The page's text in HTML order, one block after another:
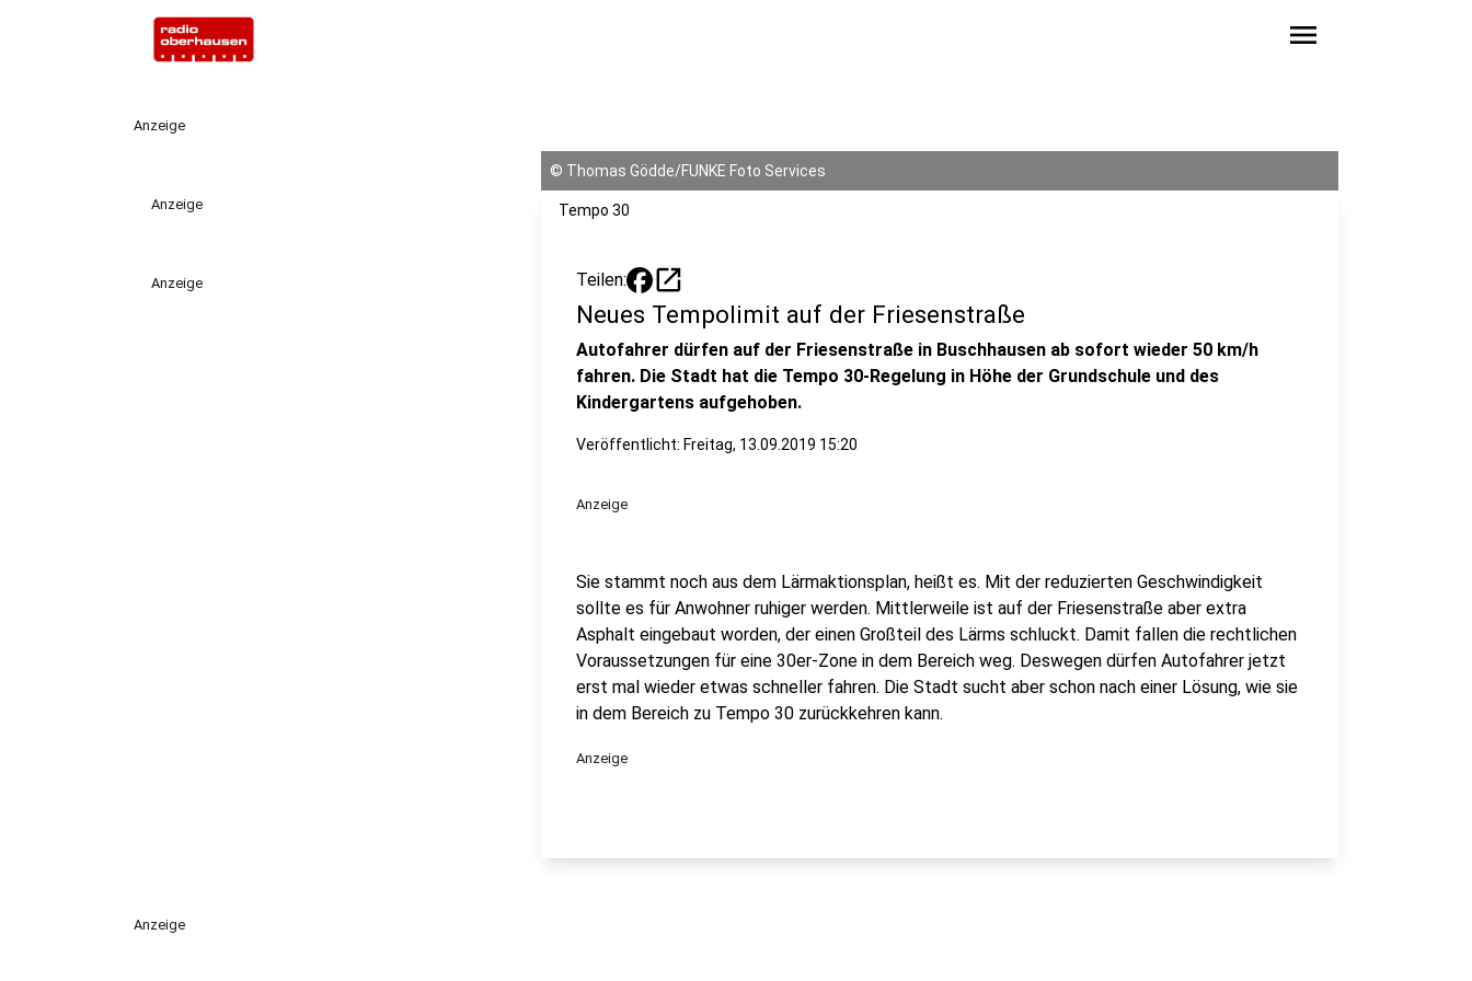
menu
Anzeige
Anzeige
Anzeige
© Thomas Gödde/FUNKE Foto Services
Tempo 30
Teilen: open_in_new
Neues Tempolimit auf der Friesenstraße
Autofahrer dürfen auf der Friesenstraße in Buschhausen ab sofort wieder 50 km/h
fahren. Die Stadt hat die Tempo 30-Regelung in Höhe der Grundschule und des
Kindergartens aufgehoben.
Veröffentlicht: Freitag, 13.09.2019 15:20
Anzeige
Sie stammt noch aus dem Lärmaktionsplan, heißt es. Mit der reduzierten Geschwindigkeit
sollte es für Anwohner ruhiger werden. Mittlerweile ist auf der Friesenstraße aber extra
Asphalt eingebaut worden, der einen Großteil des Lärms schluckt. Damit fallen die rechtlichen
Voraussetzungen für eine 30er-Zone in dem Bereich weg. Deswegen dürfen Autofahrer jetzt
erst mal wieder etwas schneller fahren. Die Stadt sucht aber schon nach einer Lösung, wie sie
in dem Bereich zu Tempo 30 zurückkehren kann.
Anzeige
Anzeige